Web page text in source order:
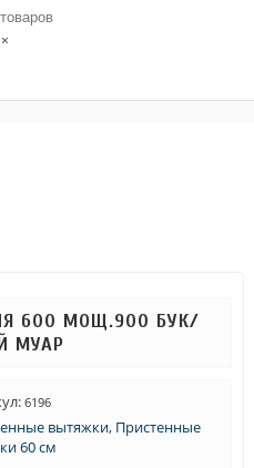
×
600 МОЩ.900 БУК/
МУАР
6196
вытяжки, Пристенные
60 см